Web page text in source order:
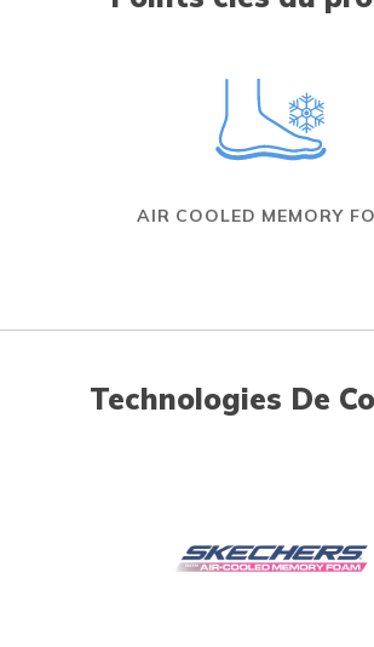
AIR COOLED MEMORY
Technologies De